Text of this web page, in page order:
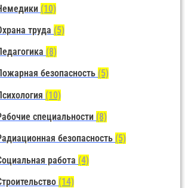
(10)
труда (5)
(8)
безопасность (5)
(10)
специальности (8)
безопасность (5)
работа (4)
(14)